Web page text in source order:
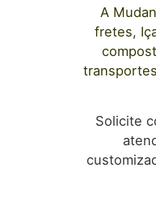
A
fretes,
Solicite